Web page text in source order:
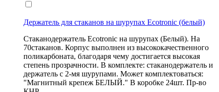
Держатель для стаканов на шурупах Ecotronic (белый)
Стаканодержатель Ecotronic на шурупах (Белый). На
70стаканов. Корпус выполнен из высококачественного
поликарбоната, благодаря чему достигается высокая
степень прозрачности. В комплекте: стаканодержатель и
держатель с 2-мя шурупами. Может комплектоваться:
"Магнитный крепеж БЕЛЫЙ." В коробке 24шт. Пр-во